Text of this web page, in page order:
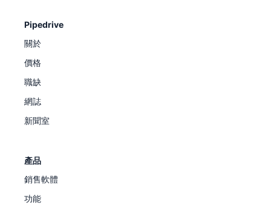
Pipedrive
關於
價格
職缺
網誌
新聞室
產品
銷售軟體
功能